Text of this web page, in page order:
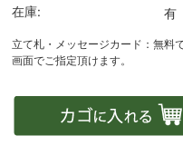
在庫: 有